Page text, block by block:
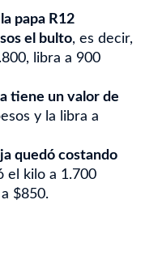
papa R12
el bulto, es decir,
libra a 900
tiene un valor de
y la libra a
quedó costando
el kilo a 1.700
$850.